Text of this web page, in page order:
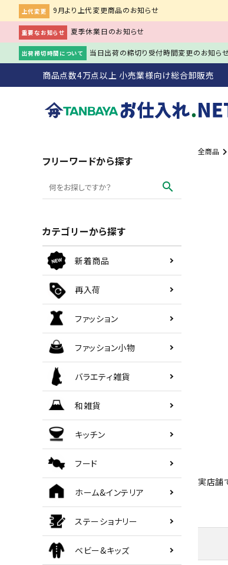
上代変更 9月より上代変更商品のお知らせ
重要なお知らせ 夏季休業日のお知らせ
出荷締切時間について 当日出荷の締切り受付時間変更のお知ら
商品点数4万点以上 小売業様向け総合卸販売
ACCOUNT MENU
ログイン 会員登録
初めての方へ
ご利用ガイド
海外顧客 會員申請?法
プライバシーポリシー
特定商取引法について
お問い合わせ
全商品
実店舗
フリーワードから探す
search
カテゴリーから探す
新着商品
再入荷
ファッション
ファッション小物
バラエティ雑貨
和雑貨
キッチン
フード
ホーム&インテリア
ステーショナリー
ベビー&キッズ